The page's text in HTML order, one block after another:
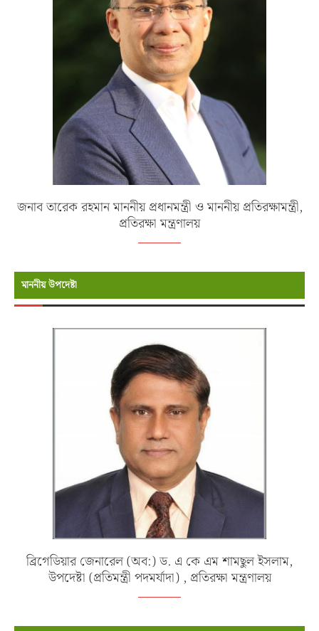
জনাব তারেক রহমান মাননীয় প্রধানমন্ত্রী ও মাননীয় প্রতিরক্ষামন্ত্রী,
প্রতিরক্ষা মন্ত্রণালয়
মাননীয় উপদেষ্টা
ব্রিগেডিয়ার জেনারেল (অব:) ড. এ কে এম শামছুল ইসলাম,
উপদেষ্টা (প্রতিমন্ত্রী পদমর্যাদা) , প্রতিরক্ষা মন্ত্রণালয়